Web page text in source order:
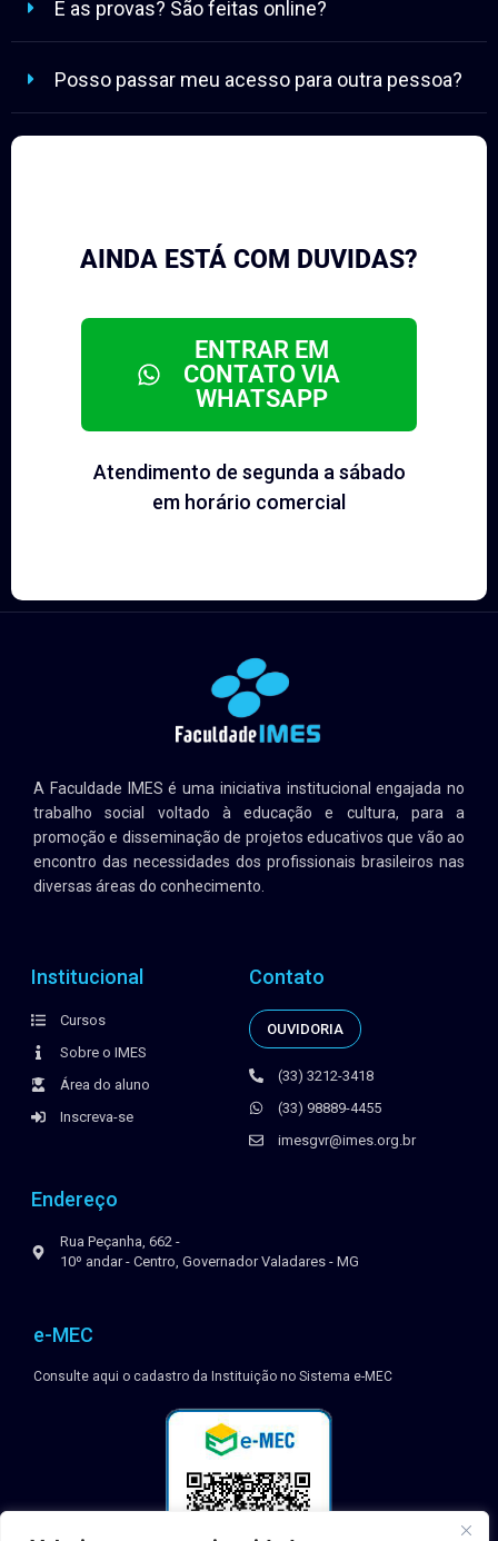
AINDA ESTÁ COM DUVIDAS?
ENTRAR EM
CONTATO VIA
WHATSAPP
Atendimento de segunda a sábado
em horário comercial
trabalho social voltado à educação e cultura, para a
promoção e disseminação de projetos educativos que vão ao
encontro das necessidades dos profissionais brasileiros nas
diversas áreas do conhecimento.
Institucional
OUVIDORIA
Endereço
10º andar - Centro, Governador Valadares - MG